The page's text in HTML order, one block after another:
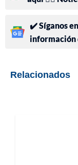
✔️ Síganos
información
Relacionados